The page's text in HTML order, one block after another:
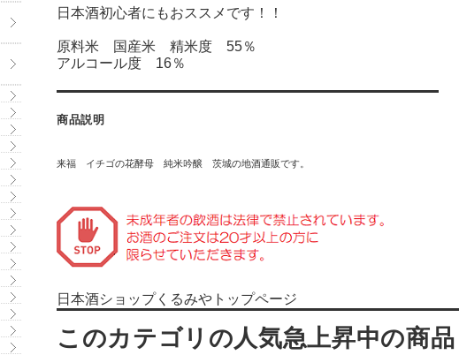
日本酒初心者にもおススメです！！
原料米 国産米 精米度 55％
アルコール度 16％
商品説明
来福 イチゴの花酵母 純米吟醸 茨城の地酒通販です。
日本酒ショップくるみやトップページ